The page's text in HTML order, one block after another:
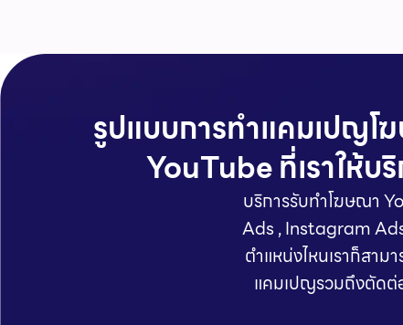
รูปแบบการทำแคมเปญโ
YouTube ที่เราให้บ
บริการรับทำโฆษณา
Ads , Instagram
ตำแหน่งไหนเราก็สา
แคมเปญรวมถึงตัดต่